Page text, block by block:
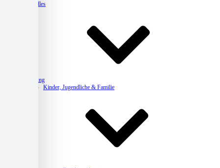
Aktuelles
Beratung
Kinder, Jugendliche & Familie